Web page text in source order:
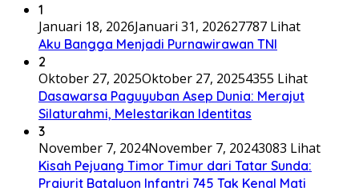
1
Januari 18, 2026Januari 31, 202627787 Lihat
Aku Bangga Menjadi Purnawirawan TNI
2
Oktober 27, 2025Oktober 27, 20254355 Lihat
Dasawarsa Paguyuban Asep Dunia: Merajut
Silaturahmi, Melestarikan Identitas
3
November 7, 2024November 7, 20243083 Lihat
Kisah Pejuang Timor Timur dari Tatar Sunda:
Prajurit Batalyon Infantri 745 Tak Kenal Mati